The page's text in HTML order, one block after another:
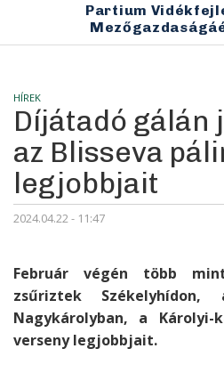
Partium
HÍREK
Díjátadó gálán
az Blisseva
legjobbjait
2024.04.22 - 11:47
Február végén több
zsűriztek
Nagykárolyban, a
verseny legjobbjait.